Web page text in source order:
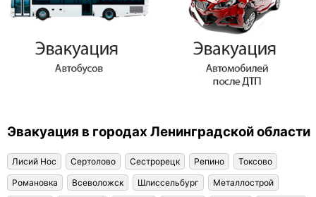
Эвакуация в городах Ленинградской области
Лисий Нос Сертолово Сестрорецк Репино
Токсово
Романовка
Всеволожск Шлиссельбург
Металлострой